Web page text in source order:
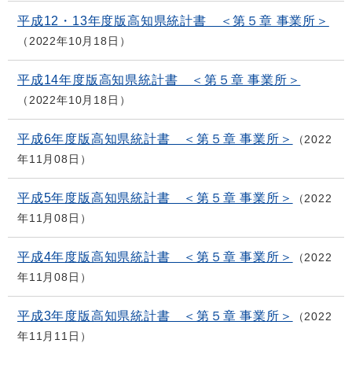
平成12・13年度版高知県統計書 ＜第５章 事業所＞
2022年10月18日
平成14年度版高知県統計書 ＜第５章 事業所＞
2022年10月18日
平成6年度版高知県統計書 ＜第５章 事業所＞
2022
年11月08日
平成5年度版高知県統計書 ＜第５章 事業所＞
2022
年11月08日
平成4年度版高知県統計書 ＜第５章 事業所＞
2022
年11月08日
平成3年度版高知県統計書 ＜第５章 事業所＞
2022
年11月11日